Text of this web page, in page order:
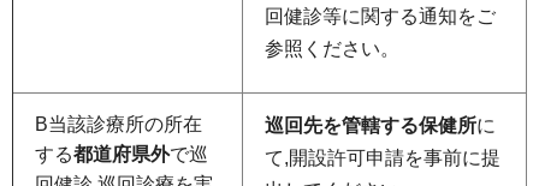
回健診等に関する通知をご
参照ください。
B当該診療所の所在
する都道府県外で巡
巡回先を管轄する保健所に
て,開設許可申請を事前に提